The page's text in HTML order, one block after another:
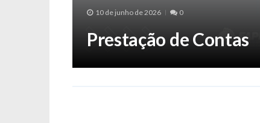
10 de junho de 2026 0
Prestação de Contas